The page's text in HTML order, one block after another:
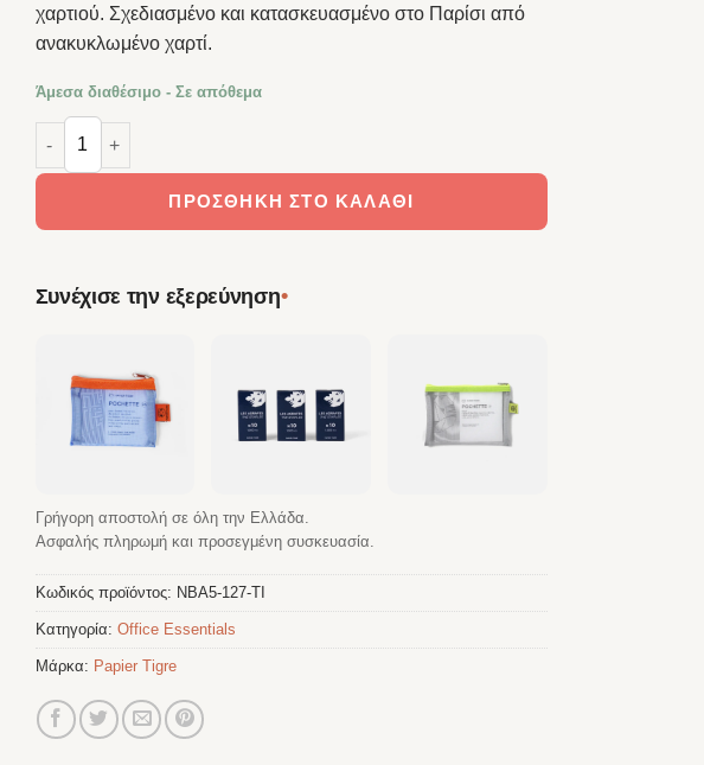
χαρτιού. Σχεδιασμένο και κατασκευασμένο στο Παρίσι από
ανακυκλωμένο χαρτί.
Άμεσα διαθέσιμο - Σε απόθεμα
Papier Tigre A5 Notebook – ICE ποσότητα
ΠΡΟΣΘΉΚΗ ΣΤΟ ΚΑΛΆΘΙ
Συνέχισε την εξερεύνηση•
Γρήγορη αποστολή σε όλη την Ελλάδα.
Ασφαλής πληρωμή και προσεγμένη συσκευασία.
Κωδικός προϊόντος: NBA5-127-TI
Κατηγορία: Office Essentials
Μάρκα: Papier Tigre